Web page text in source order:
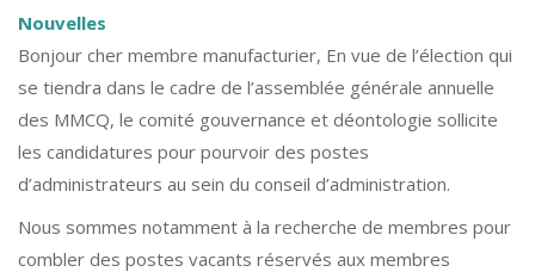
Nouvelles
Bonjour cher membre manufacturier, En vue de l’élection qui
se tiendra dans le cadre de l’assemblée générale annuelle
des MMCQ, le comité gouvernance et déontologie sollicite
les candidatures pour pourvoir des postes
d’administrateurs au sein du conseil d’administration.
Nous sommes notamment à la recherche de membres pour
combler des postes vacants réservés aux membres